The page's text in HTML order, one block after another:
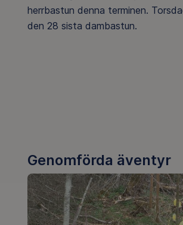
herrbastun denna terminen.
den 28 sista dambastun.
Genomförda äventyr